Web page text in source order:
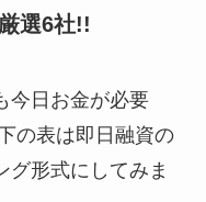
選6社!!
今日お金が必要
の表は即日融資の
グ形式にしてみま